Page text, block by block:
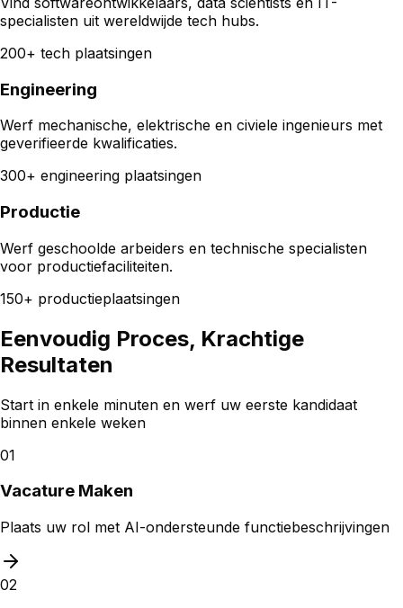
specialisten uit wereldwijde tech hubs.
200+ tech plaatsingen
Engineering
Werf mechanische, elektrische en civiele ingenieurs met
geverifieerde kwalificaties.
300+ engineering plaatsingen
Productie
Werf geschoolde arbeiders en technische specialisten
voor productiefaciliteiten.
150+ productieplaatsingen
Eenvoudig Proces, Krachtige
Resultaten
Start in enkele minuten en werf uw eerste kandidaat
binnen enkele weken
01
Vacature Maken
Plaats uw rol met AI-ondersteunde functiebeschrijvingen
02